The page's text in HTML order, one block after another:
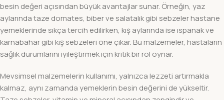
besin değeri açısından büyük avantajlar sunar. Örneğin, yaz
aylarında taze domates, biber ve salatalık gibi sebzeler hastane
yemeklerinde sıkça tercih edilirken, kış aylarında ise ıspanak ve
karnabahar gibi kış sebzeleri öne çıkar. Bu malzemeler, hastaların
sağlık durumlarını iyileştirmek için kritik bir rol oynar.
Mevsimsel malzemelerin kullanımı, yalnızca lezzeti artırmakla
kalmaz, aynı zamanda yemeklerin besin değerini de yükseltir.